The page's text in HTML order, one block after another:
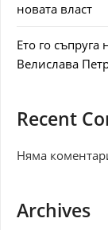
новата власт
Ето го
Велислава
Recent
Няма
Archives